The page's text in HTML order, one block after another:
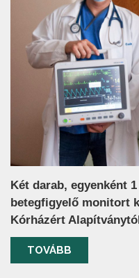
Két darab, egyenként
betegfigyelő monitort
Kórházért
TOVÁBB